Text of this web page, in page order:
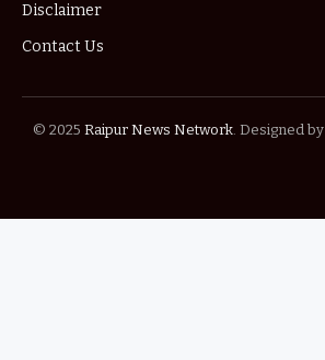
Disclaimer
Contact Us
© 2025 Raipur News Network. Designed by